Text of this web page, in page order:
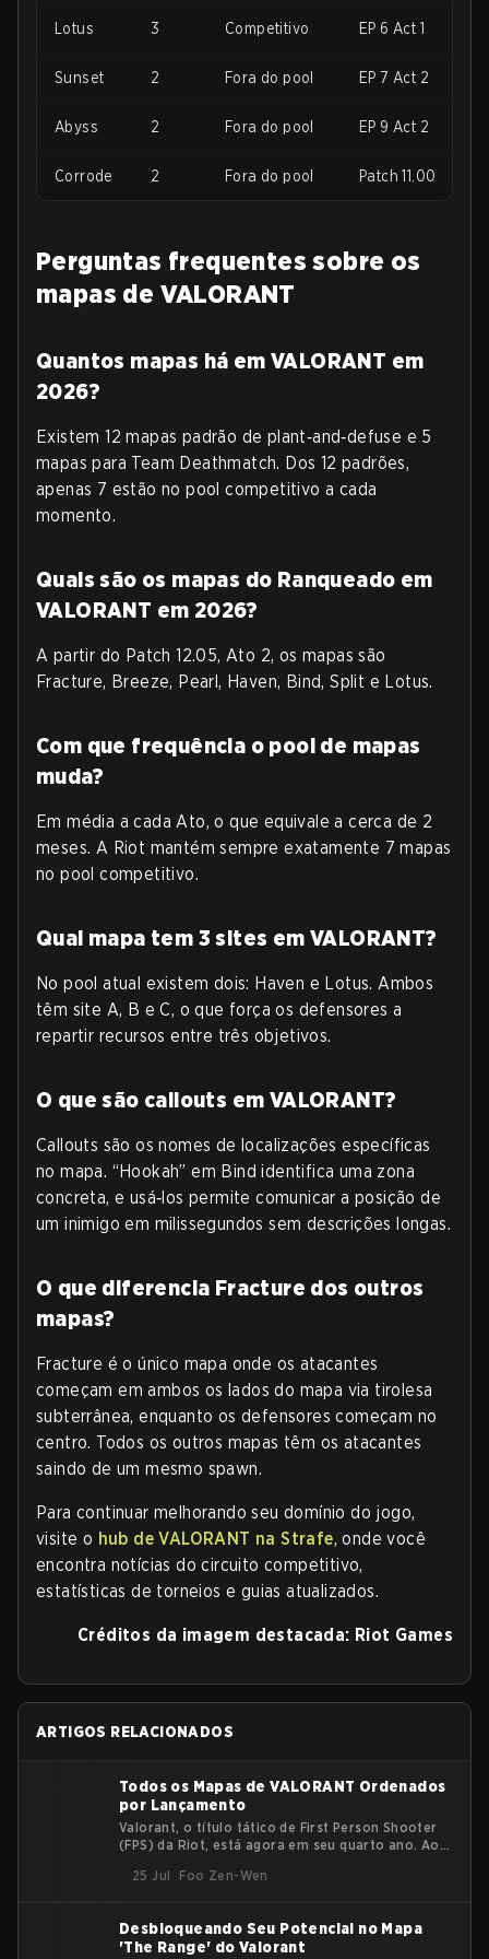
Lotus 3 Competitivo EP 6 Act 1
Sunset 2 Fora do pool EP 7 Act 2
Abyss 2 Fora do pool EP 9 Act 2
Corrode 2 Fora do pool Patch 11.00
Perguntas frequentes sobre os
mapas de VALORANT
Quantos mapas há em VALORANT em
2026?
Existem 12 mapas padrão de plant‑and‑defuse e 5
mapas para Team Deathmatch. Dos 12 padrões,
apenas 7 estão no pool competitivo a cada
momento.
Quais são os mapas do Ranqueado em
VALORANT em 2026?
A partir do Patch 12.05, Ato 2, os mapas são
Fracture, Breeze, Pearl, Haven, Bind, Split e Lotus.
Com que frequência o pool de mapas
muda?
Em média a cada Ato, o que equivale a cerca de 2
meses. A Riot mantém sempre exatamente 7 mapas
no pool competitivo.
Qual mapa tem 3 sites em VALORANT?
No pool atual existem dois: Haven e Lotus. Ambos
têm site A, B e C, o que força os defensores a
repartir recursos entre três objetivos.
O que são callouts em VALORANT?
Callouts são os nomes de localizações específicas
no mapa. “Hookah” em Bind identifica uma zona
concreta, e usá‑los permite comunicar a posição de
um inimigo em milissegundos sem descrições longas.
O que diferencia Fracture dos outros
mapas?
Fracture é o único mapa onde os atacantes
começam em ambos os lados do mapa via tirolesa
subterrânea, enquanto os defensores começam no
centro. Todos os outros mapas têm os atacantes
saindo de um mesmo spawn.
Para continuar melhorando seu domínio do jogo,
visite o hub de VALORANT na Strafe, onde você
encontra notícias do circuito competitivo,
estatísticas de torneios e guias atualizados.
Créditos da imagem destacada: Riot Games
ARTIGOS RELACIONADOS
Todos os Mapas de VALORANT Ordenados
por Lançamento
Valorant, o título tático de First Person Shooter
(FPS) da Riot, está agora em seu quarto ano. Ao
ao pool para mudar a jogabilidade e revitalizar a
definem a jogabilidade naquele mapa. Atualmente,
há um total de 17 mapas para Valorant, incluindo
25 Jul Foo Zen-Wen
Desbloqueando Seu Potencial no Mapa
'The Range' do Valorant